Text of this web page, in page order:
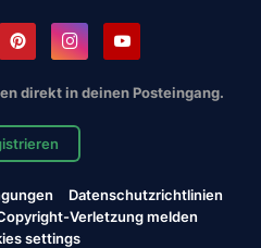
direkt in deinen Posteingang.
Datenschutzrichtlinien
Verletzung melden
settings